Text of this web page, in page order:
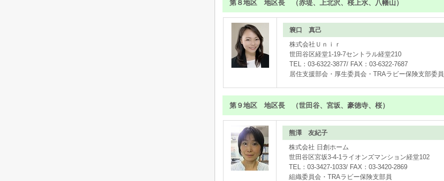
第８地区 地区長 （赤堤、上北沢、桜上水、八幡山）
簔口 真己
株式会社Ｕｎｉｒ
世田谷区経堂1-19-7セントラル経堂210
TEL：03-6322-3877/ FAX：03-6322-7687
居住支援部会・厚生委員会・TRAラビー保険支部委
第９地区 地区長 （世田谷、宮坂、豪徳寺、桜）
熊澤 友紀子
株式会社 日創ホーム
世田谷区宮坂3-4-1ライオンズマンション経堂102
TEL：03-3427-1033/ FAX：03-3420-2869
組織委員会・TRAラビー保険支部員